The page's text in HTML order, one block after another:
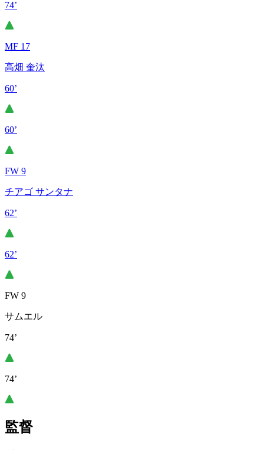
74’
MF 17
高畑 奎汰
60’
60’
FW 9
チアゴ サンタナ
62’
62’
FW 9
サムエル
74’
74’
監督